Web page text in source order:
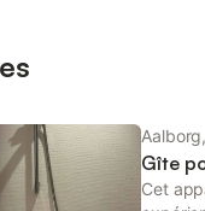
pour les gro
Gîte
Cet